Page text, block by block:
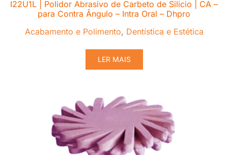
I22U1L | Polidor Abrasivo de Carbeto de Silicio | CA –
para Contra Ângulo – Intra Oral – Dhpro
Acabamento e Polimento, Dentística e Estética
LER MAIS